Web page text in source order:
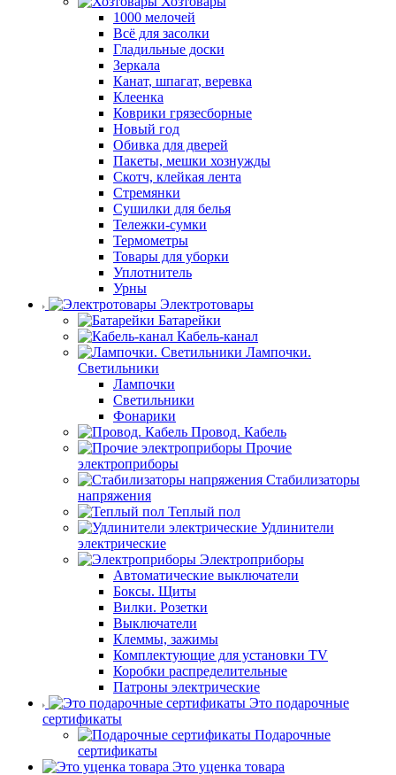
1000 мелочей
Всё для засолки
Гладильные доски
Зеркала
Канат, шпагат, веревка
Клеенка
Коврики грязесборные
Новый год
Обивка для дверей
Пакеты, мешки хознужды
Скотч, клейкая лента
Стремянки
Сушилки для белья
Тележки-сумки
Термометры
Товары для уборки
Уплотнитель
Урны
Электротовары
Батарейки
Кабель-канал
Лампочки.
Светильники
Лампочки
Светильники
Фонарики
Провод. Кабель
Прочие
электроприборы
Стабилизаторы
напряжения
Теплый пол
Удлинители
электрические
Электроприборы
Автоматические выключатели
Боксы. Щиты
Вилки. Розетки
Выключатели
Клеммы, зажимы
Комплектующие для установки TV
Коробки распределительные
Патроны электрические
Это подарочные
сертификаты
Подарочные
сертификаты
Это уценка товара